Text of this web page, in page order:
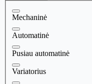
Mechaninė
Automatinė
Pusiau automatinė
Variatorius